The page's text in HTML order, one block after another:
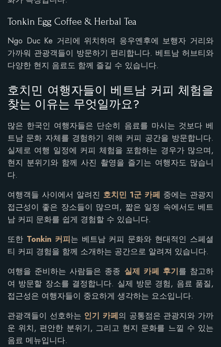
Tonkin Egg Coffee & Herbal Tea
Ngo Duc Ke 거리에 위치하며 응우옌후에 보행자 거리와
가까워 관광객들이 방문하기 편리합니다. 베트남 허브티와
다양한 현지 음료도 함께 즐길 수 있습니다.
호치민 여행자들이 베트남 커피 체험을
찾는 이유는 무엇일까요?
많은 한국인 여행자들은 단순히 음료를 마시는 것보다 베
트남 문화 자체를 경험하기 위해 커피 공간을 방문합니다.
실제로 여행 일정에 커피 체험을 포함하는 경우가 많으며,
현지 분위기와 함께 사진 촬영을 즐기는 여행자도 많습니
다.
여행객들 사이에서 알려진 호치민 1군 카페 중에는 관광지
접근성이 좋은 장소들이 많으며, 짧은 일정 속에서도 베트
남 커피 문화를 쉽게 경험할 수 있습니다.
또한 Tonkin 커피는 베트남 커피 문화와 현대적인 스페셜
티 커피 경험을 함께 소개하는 공간으로 알려져 있습니다.
여행을 준비하는 사람들은 종종 실제 카페 후기를 참고하
여 방문할 장소를 결정합니다. 실제 방문 경험, 음료 품질,
접근성은 여행자들이 중요하게 생각하는 요소입니다.
관광객들이 선호하는 인기 카페의 공통점은 관광지와 가까
운 위치, 편안한 분위기, 그리고 현지 문화를 느낄 수 있는
음료 메뉴입니다.